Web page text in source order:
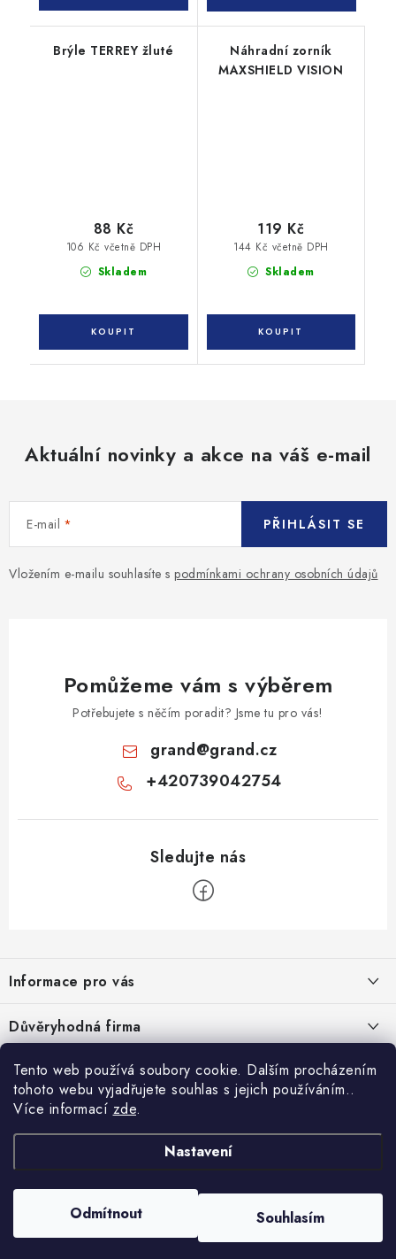
Tento web používá soubory cookie. Dalším procházením
tohoto webu vyjadřujete souhlas s jejich používáním..
Více informací zde.
Nastavení
Odmítnout Souhlasím
Brýle TERREY žluté
Skladem
106 Kč včetně DPH
88 Kč
Náhradní zorník
MAXSHIELD VISION
Skladem
144 Kč včetně DPH
119 Kč
Aktuální novinky a akce na váš e-mail
E-mail
Vložením e-mailu souhlasíte s podmínkami ochrany osobních údajů
PŘIHLÁSIT SE
Pomůžeme vám s výběrem
Potřebujete s něčím poradit? Jsme tu pro vás!
grand@grand.cz
+420739042754
p
a
t
Informace pro vás
Velkoobchod
Kontakty
Náhradní plnění
Důvěryhodná firma
Ověřeno zákazníky
Vytvořil Shoptet
Copyright 2026GRAND - PRACOVNÍ ODĚVY s.r.o. . Všechna práva vyhrazena.